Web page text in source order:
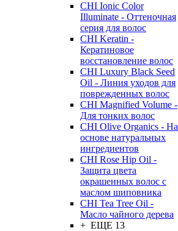
CHI Ionic Color
Illuminate - Оттеночная
серия для волос
CHI Keratin -
Кератиновое
восстановление волос
CHI Luxury Black Seed
Oil - Линия уходов для
поврежденных волос
CHI Magnified Volume -
Для тонких волос
CHI Olive Organics - На
основе натуральных
ингредиентов
CHI Rose Hip Oil -
Защита цвета
окрашенных волос с
маслом шиповника
CHI Tea Tree Oil -
Масло чайного дерева
+ ЕЩЕ 13